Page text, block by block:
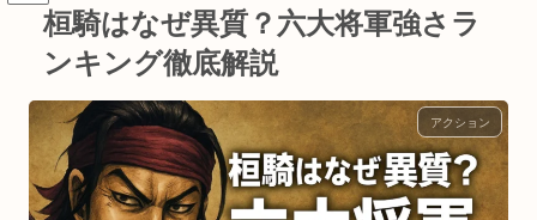
桓騎はなぜ異質？六大将軍強さラ
ンキング徹底解説
アクション